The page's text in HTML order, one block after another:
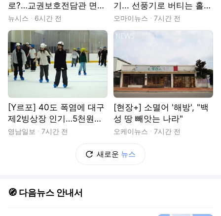
로?…교권보호전담관 면접
장 가보니
뉴시스 6시간 전
기... 선풍기로 버티는 홀몸
노인들
오마이뉴스 7시간 전
[Y르포] 40도 폭염에 대구
제2빙상장 인기…5천원으
로 즐기는 ‘피서’
영남일보 7시간 전
[현장+] 소멸어 '해방', "백
성 땅 빼앗는 나라"
오케이뉴스 7시간 전
새로운 뉴스
🧭 다음뉴스 안내서